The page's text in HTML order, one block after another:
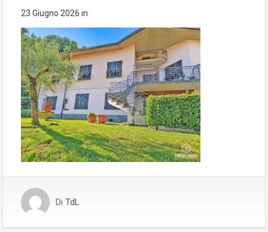
23 Giugno 2026 in
Di TdL